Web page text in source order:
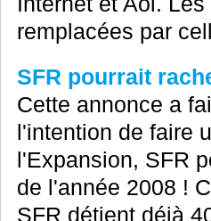
remplacées par
SFR pourrait
Cette annonce a
l'intention de faire
l'Expansion, SFR
de l'année 2008 !
SFR détient déjà